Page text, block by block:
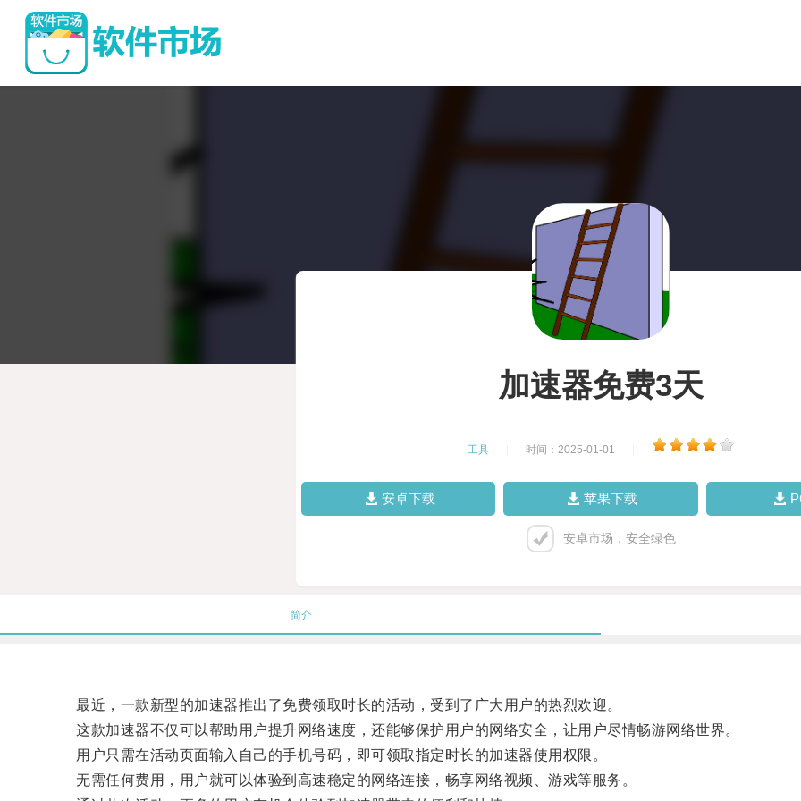
加速器免费3天
工具 时间：2025-01-01
安卓下载 苹果下载
安卓市场，安全绿色
简介
最近，一款新型的加速器推出了免费领取时长的活动，受到了广大用户的热烈欢迎。
这款加速器不仅可以帮助用户提升网络速度，还能够保护用户的网络安全，让用户尽情畅游网络世界。
用户只需在活动页面输入自己的手机号码，即可领取指定时长的加速器使用权限。
无需任何费用，用户就可以体验到高速稳定的网络连接，畅享网络视频、游戏等服务。